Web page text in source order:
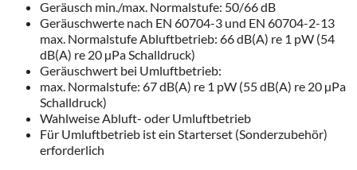
Geräusch min./max. Normalstufe: 50/66 dB
Geräuschwerte nach EN 60704-3 und EN 60704-2-13
max. Normalstufe Abluftbetrieb: 66 dB(A) re 1 pW (54
dB(A) re 20 µPa Schalldruck)
Geräuschwert bei Umluftbetrieb:
max. Normalstufe: 67 dB(A) re 1 pW (55 dB(A) re 20 µPa
Schalldruck)
Wahlweise Abluft- oder Umluftbetrieb
Für Umluftbetrieb ist ein Starterset (Sonderzubehör)
erforderlich